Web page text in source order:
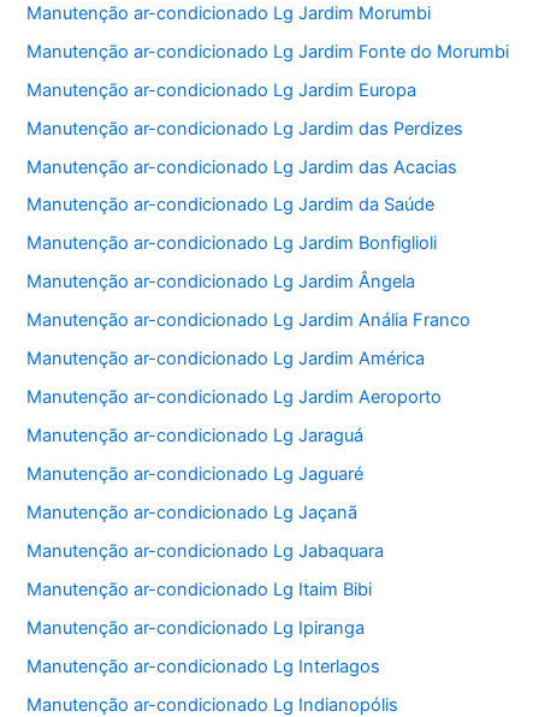
Manutenção ar-condicionado Lg Jardim Morumbi
Manutenção ar-condicionado Lg Jardim Fonte do Morumbi
Manutenção ar-condicionado Lg Jardim Europa
Manutenção ar-condicionado Lg Jardim das Perdizes
Manutenção ar-condicionado Lg Jardim das Acacias
Manutenção ar-condicionado Lg Jardim da Saúde
Manutenção ar-condicionado Lg Jardim Bonfiglioli
Manutenção ar-condicionado Lg Jardim Ângela
Manutenção ar-condicionado Lg Jardim Anália Franco
Manutenção ar-condicionado Lg Jardim América
Manutenção ar-condicionado Lg Jardim Aeroporto
Manutenção ar-condicionado Lg Jaraguá
Manutenção ar-condicionado Lg Jaguaré
Manutenção ar-condicionado Lg Jaçanã
Manutenção ar-condicionado Lg Jabaquara
Manutenção ar-condicionado Lg Itaim Bibi
Manutenção ar-condicionado Lg Ipiranga
Manutenção ar-condicionado Lg Interlagos
Manutenção ar-condicionado Lg Indianopólis